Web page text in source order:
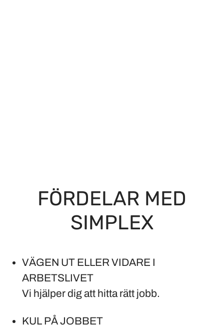
FÖRDELAR MED
SIMPLEX
VÄGEN UT ELLER VIDARE I
ARBETSLIVET
Vi hjälper dig att hitta rätt jobb.
KUL PÅ JOBBET